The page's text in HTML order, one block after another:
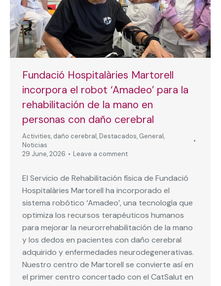
Fundació Hospitalàries Martorell
incorpora el robot ‘Amadeo’ para la
rehabilitación de la mano en
personas con daño cerebral
Activities, daño cerebral, Destacados, General,
Noticias
29 June, 2026
Leave a comment
El Servicio de Rehabilitación física de Fundació
Hospitalàries Martorell ha incorporado el
sistema robótico ‘Amadeo’, una tecnología que
optimiza los recursos terapéuticos humanos
para mejorar la neurorrehabilitación de la mano
y los dedos en pacientes con daño cerebral
adquirido y enfermedades neurodegenerativas.
Nuestro centro de Martorell se convierte así en
el primer centro concertado con el CatSalut en